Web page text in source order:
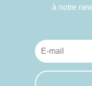
à notre